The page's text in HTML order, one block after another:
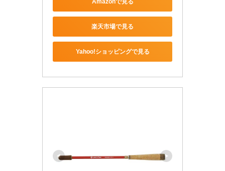
楽天市場で見る
Yahoo!ショッピングで見る